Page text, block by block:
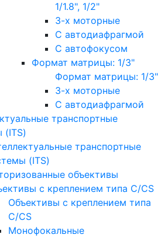
1/1.8", 1/2"
3-х моторные
С автодиафрагмой
С автофокусом
Формат матрицы: 1/3"
Формат матрицы: 1/3"
3-х моторные
С автодиафрагмой
транспортные
(ITS)
транспортные
(ITS)
объективы
с креплением типа C/CS
Объективы с креплением типа
C/CS
Монофокальные